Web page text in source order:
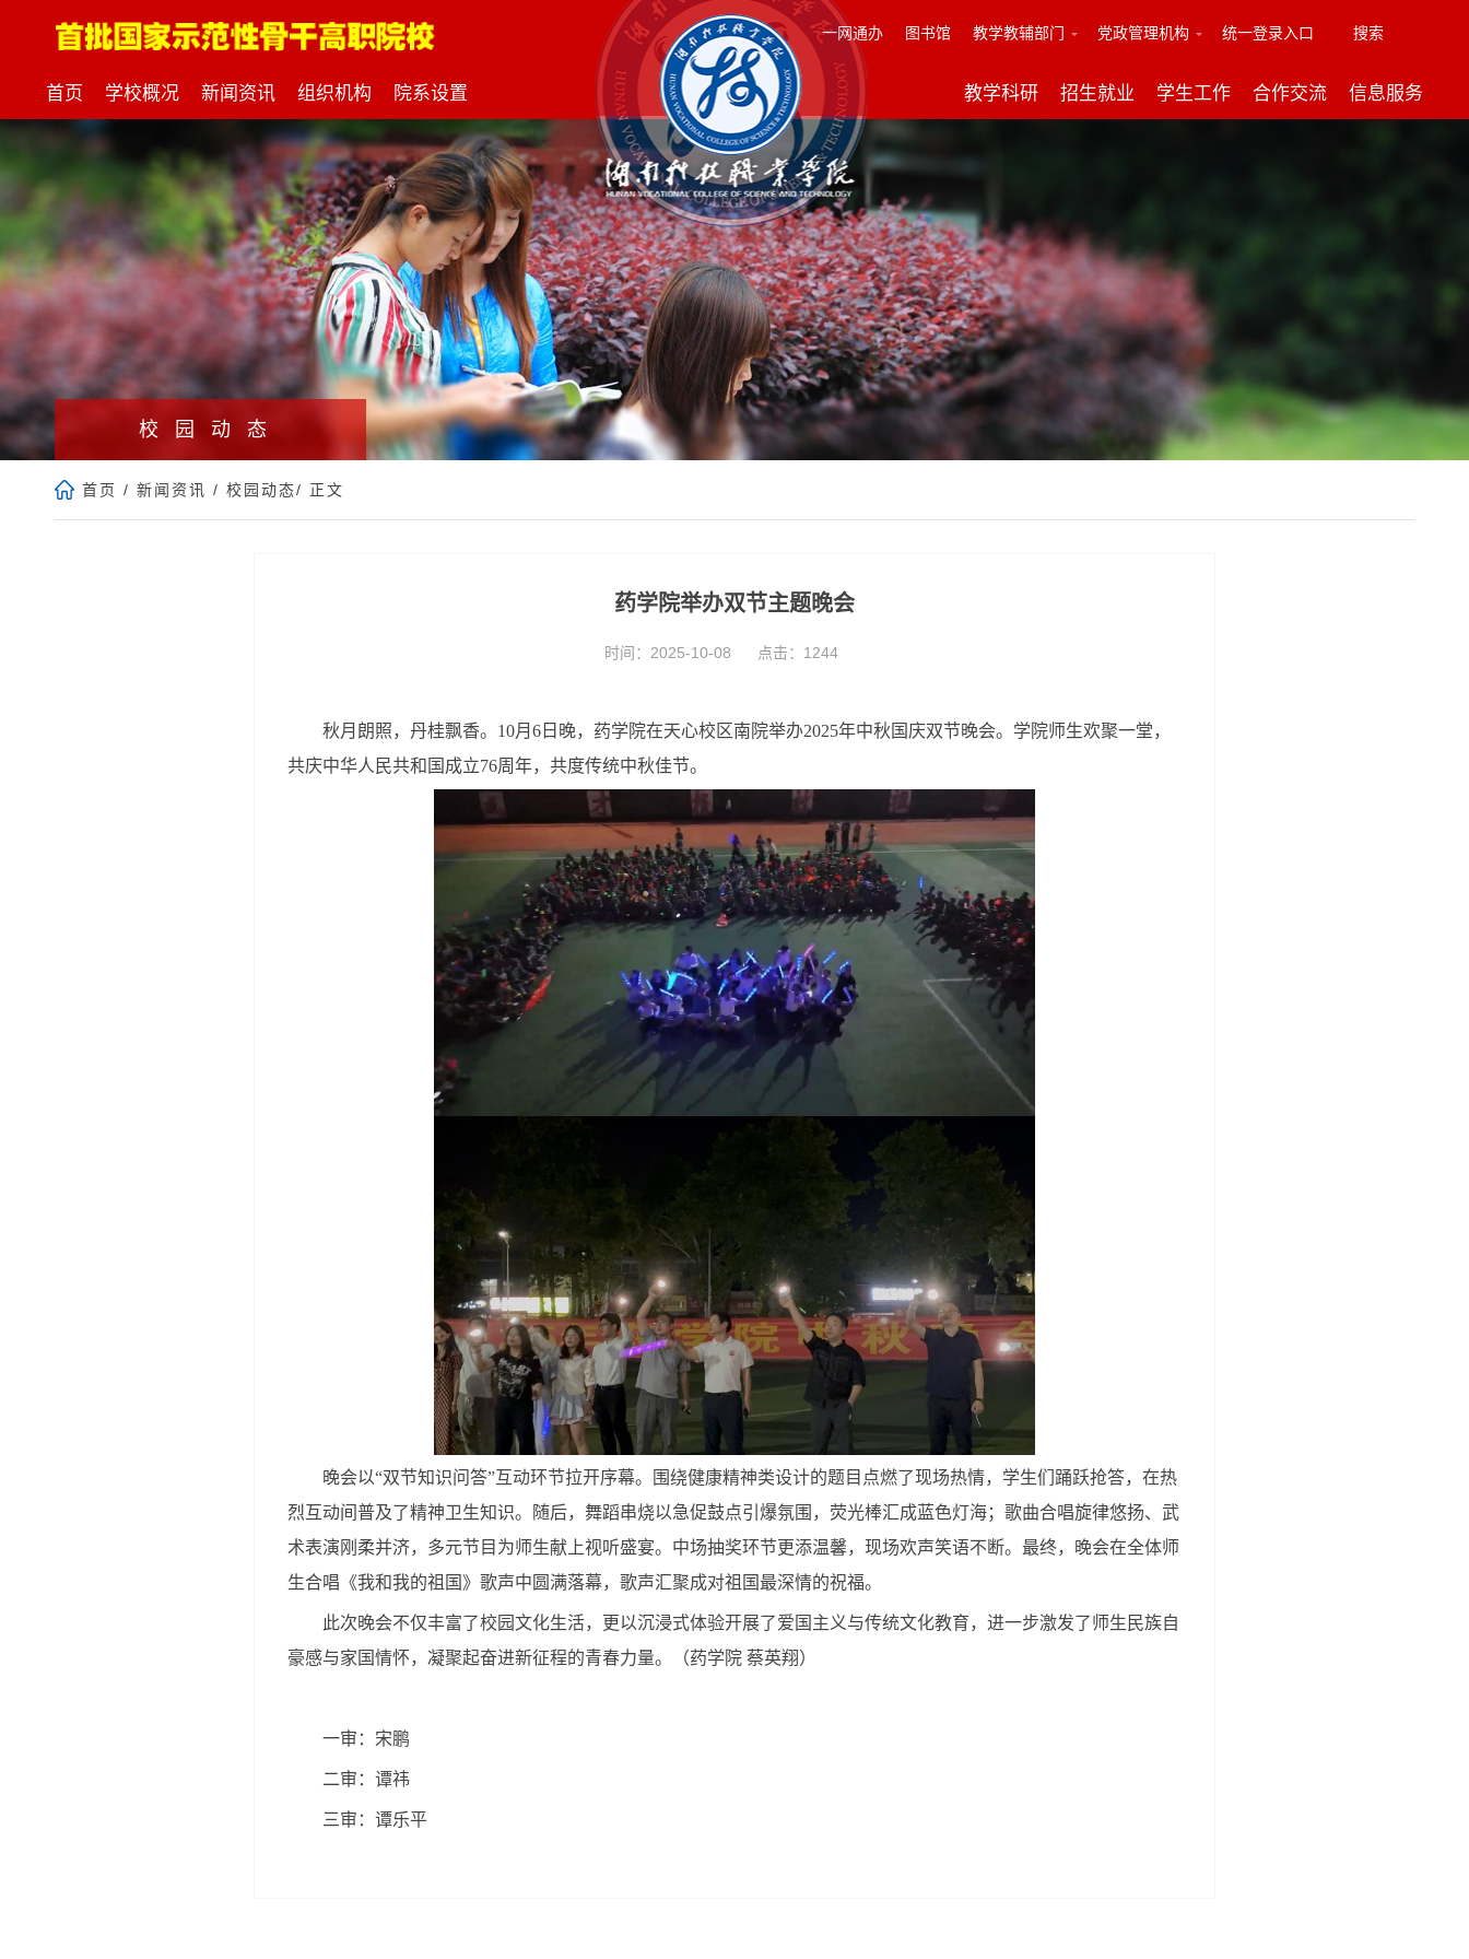
一网通办 图书馆 教学教辅部门 党政管理机构 统一登录入口 搜索
首页 学校概况 新闻资讯 组织机构 院系设置 教学科研 招生就业 学生工作 合作交流 信息服务
校园动态
首页 / 新闻资讯 / 校园动态/ 正文
药学院举办双节主题晚会
时间：2025-10-08 点击： 1244
秋月朗照，丹桂飘香。10月6日晚，药学院在天心校区南院举办2025年中秋国庆双节晚会。学院师生欢聚一堂，
共庆中华人民共和国成立76周年，共度传统中秋佳节。
晚会以“双节知识问答”互动环节拉开序幕。围绕健康精神类设计的题目点燃了现场热情，学生们踊跃抢答，在热
烈互动间普及了精神卫生知识。随后，舞蹈串烧以急促鼓点引爆氛围，荧光棒汇成蓝色灯海；歌曲合唱旋律悠扬、武
术表演刚柔并济，多元节目为师生献上视听盛宴。中场抽奖环节更添温馨，现场欢声笑语不断。最终，晚会在全体师
生合唱《我和我的祖国》歌声中圆满落幕，歌声汇聚成对祖国最深情的祝福。
此次晚会不仅丰富了校园文化生活，更以沉浸式体验开展了爱国主义与传统文化教育，进一步激发了师生民族自
豪感与家国情怀，凝聚起奋进新征程的青春力量。（药学院 蔡英翔）
一审：宋鹏
二审：谭祎
三审：谭乐平